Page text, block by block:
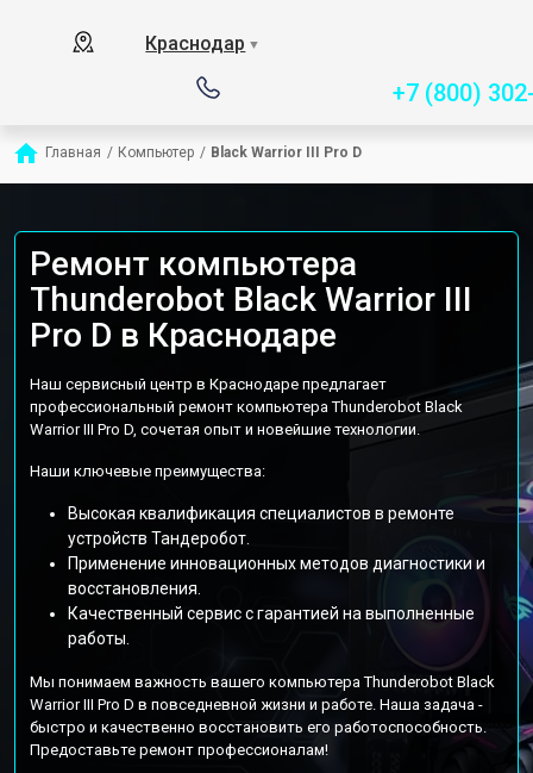
Краснодар ▼
+7 (800)
Главная / Компьютер / Black Warrior III Pro D
Ремонт компьютера
Thunderobot Black Warrior III
Pro D в Краснодаре
Наш сервисный центр в Краснодаре предлагает
профессиональный ремонт компьютера Thunderobot Black
Warrior III Pro D, сочетая опыт и новейшие технологии.
Наши ключевые преимущества:
Высокая квалификация специалистов в ремонте
устройств Тандеробот.
Применение инновационных методов диагностики и
восстановления.
Качественный сервис с гарантией на выполненные
работы.
Мы понимаем важность вашего компьютера Thunderobot Black
Warrior III Pro D в повседневной жизни и работе. Наша задача -
быстро и качественно восстановить его работоспособность.
Предоставьте ремонт профессионалам!